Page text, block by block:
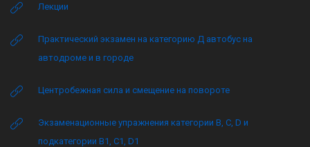
Лекции
Практический экзамен на категорию Д автобус на
автодроме и в городе
Центробежная сила и смещение на повороте
Экзаменационные упражнения категории B, C, D и
подкатегории B1, C1, D1